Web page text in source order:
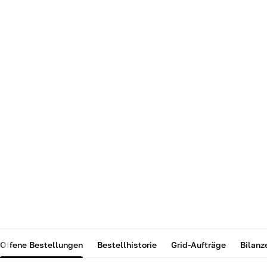
Offene Bestellungen Bestellhistorie Grid-Aufträge